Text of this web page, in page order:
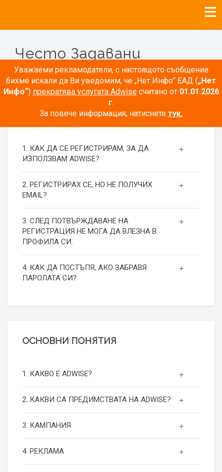
Уважаеми рекламодатели, с настоящото съобщение
бихме искали да Ви уведомим, че „Нет Инфо“ ЕАД („Нет
Инфо“) прекратява услугата Adwiseсчитано от 01.01.2026
г.
За повече информация, натиснете тук.
Често Задавани
Въпроси
РЕГИСТРАЦИЯ
1. КАК ДА СЕ РЕГИСТРИРАМ, ЗА ДА
ИЗПОЛЗВАМ ADWISE?
2. РЕГИСТРИРАХ СЕ, НО НЕ ПОЛУЧИХ
EMAIL?
3. СЛЕД ПОТВЪРЖДАВАНЕ НА
РЕГИСТРАЦИЯ НЕ МОГА ДА ВЛЕЗНА В
ПРОФИЛА СИ.
4. КАК ДА ПОСТЪПЯ, АКО ЗАБРАВЯ
ПАРОЛАТА СИ?
ОСНОВНИ ПОНЯТИЯ
1. КАКВО Е ADWISE?
2. КАКВИ СА ПРЕДИМСТВАТА НА ADWISE?
3. КАМПАНИЯ
4. РЕКЛАМА